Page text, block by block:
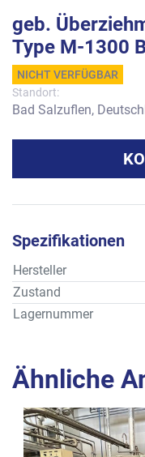
geb.
Type M-1300
NICHT VERFÜGBAR
Standort:
Bad Salzuflen,
Spezifikationen
Hersteller
Zustand
Lagernummer
Ähnliche